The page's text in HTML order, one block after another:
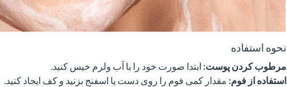
نحوه استفاده
مرطوب کردن پوست: ابتدا صورت خود را با آب ولرم خیس کنید.
استفاده از فوم: مقدار کمی فوم را روی دست یا اسفنج بزنید و کف ایجاد کنید.